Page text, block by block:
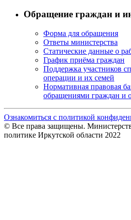
Обращение граждан и
Форма для обращения
Ответы министерства
Статические данные о
График приёма граждан
Поддержка участников
операции и их семей
Нормативная правовая
обращениями граждан и
Ознакомиться с политикой
© Все права защищены.
политике Иркутской области 2022